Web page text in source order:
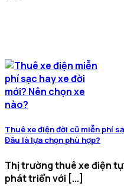
Thuê xe điện đời cũ miễn phí
Đâu là lựa chọn phù hợp?
Thị trường thuê xe điện
phát triển với [...]